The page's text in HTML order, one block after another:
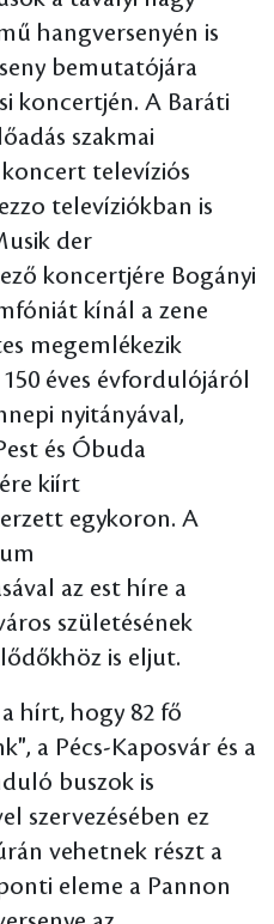
hangversenyén is
bemutatójára
koncertjén. A Baráti
szakmai
televíziós
televíziókban is
der
koncertjére Bogányi
kínál a zene
megemlékezik
éves évfordulójáról
nyitányával,
és Óbuda
kiírt
egykoron. A
az est híre a
születésének
is eljut.
hírt, hogy 82 fő
a Pécs-Kaposvár és a
buszok is
szervezésében ez
vehetnek részt a
eleme a Pannon